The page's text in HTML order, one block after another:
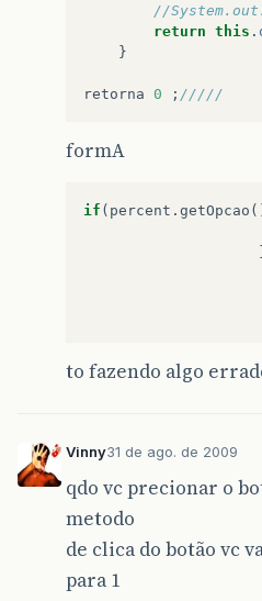
//
return this .
}
retorna 0 ; /////
formA
if ( percent . getOpcao
to fazendo algo
Vinny31 de ago. de 2009
qdo vc precionar o
metodo
de clica do botão vc
para 1